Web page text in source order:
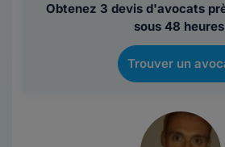
Obtenez 3 devis d'avocats
sous 48
Trouver un